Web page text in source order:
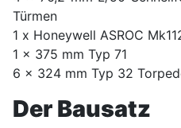
Türmen
1 x Honeywell ASROC
1 x 375 mm Typ 71
6 x 324 mm Typ 32
Der Bausatz